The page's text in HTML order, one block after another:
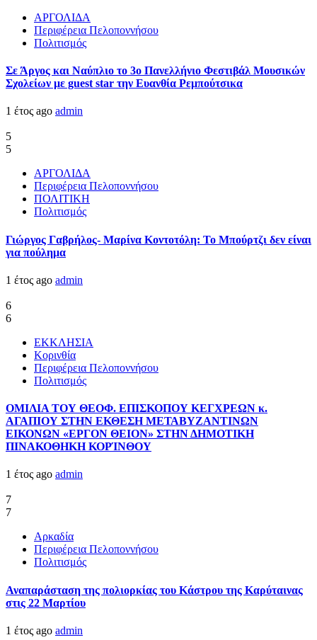
ΑΡΓΟΛΙΔΑ
Περιφέρεια Πελοποννήσου
Πολιτισμός
Σε Άργος και Ναύπλιο το 3ο Πανελλήνιο Φεστιβάλ Μουσικών
Σχολείων με guest star την Ευανθία Ρεμπούτσικα
1 έτος ago admin
5
5
ΑΡΓΟΛΙΔΑ
Περιφέρεια Πελοποννήσου
ΠΟΛΙΤΙΚΗ
Πολιτισμός
Γιώργος Γαβρήλος- Μαρίνα Κοντοτόλη: Το Μπούρτζι δεν είναι
για πούλημα
1 έτος ago admin
6
6
ΕΚΚΛΗΣΙΑ
Κορινθία
Περιφέρεια Πελοποννήσου
Πολιτισμός
ΟΜΙΛΙΑ ΤΟΥ ΘΕΟΦ. ΕΠΙΣΚΟΠΟΥ ΚΕΓΧΡΕΩΝ κ.
ΑΓΑΠΙΟΥ ΣΤΗΝ ΕΚΘΕΣΗ ΜΕΤΑΒΥΖΑΝΤΙΝΩΝ
ΕΙΚΟΝΩΝ «ΕΡΓΟΝ ΘΕΙΟΝ» ΣΤΗΝ ΔΗΜΟΤΙΚΗ
ΠΙΝΑΚΟΘΗΚΗ ΚΟΡΊΝΘΟΥ
1 έτος ago admin
7
7
Αρκαδία
Περιφέρεια Πελοποννήσου
Πολιτισμός
Αναπαράσταση της πολιορκίας του Κάστρου της Καρύταινας
στις 22 Μαρτίου
1 έτος ago admin